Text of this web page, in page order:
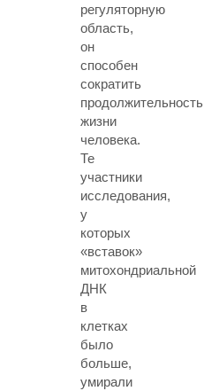
регуляторную
область,
он
способен
сократить
продолжительность
жизни
человека.
Те
участники
исследования,
у
которых
«вставок»
митохондриальной
ДНК
в
клетках
было
больше,
умирали